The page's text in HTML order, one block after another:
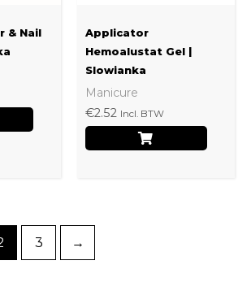
& Nail
Applicator
Hemoalustat Gel |
Slowianka
Manicure
€2.52 Incl. BTW
3 →